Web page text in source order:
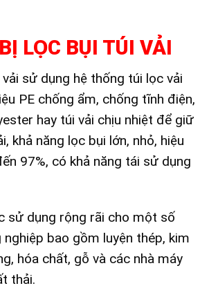
LỌC BỤI TÚI VẢI
sử dụng hệ thống túi lọc vải
PE chống ẩm, chống tĩnh điện,
hay túi vải chịu nhiệt để giữ
khả năng lọc bụi lớn, nhỏ, hiệu
97%, có khả năng tái sử dụng
sử dụng rộng rãi cho một số
nghiệp bao gồm luyện thép, kim
hóa chất, gỗ và các nhà máy
thải.